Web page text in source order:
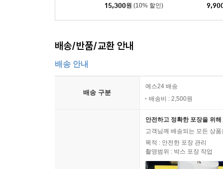
15,300원 (10% 할인)
배송/반품/교환 안내
배송 안내
배송 구분
예스24 배송
배송비 : 2,500원
안전하고 정확한 포장을 위
고객님께 배송되는 모든 상
목적 : 안전한 포장 관리
촬영범위 : 박스 포장 작업